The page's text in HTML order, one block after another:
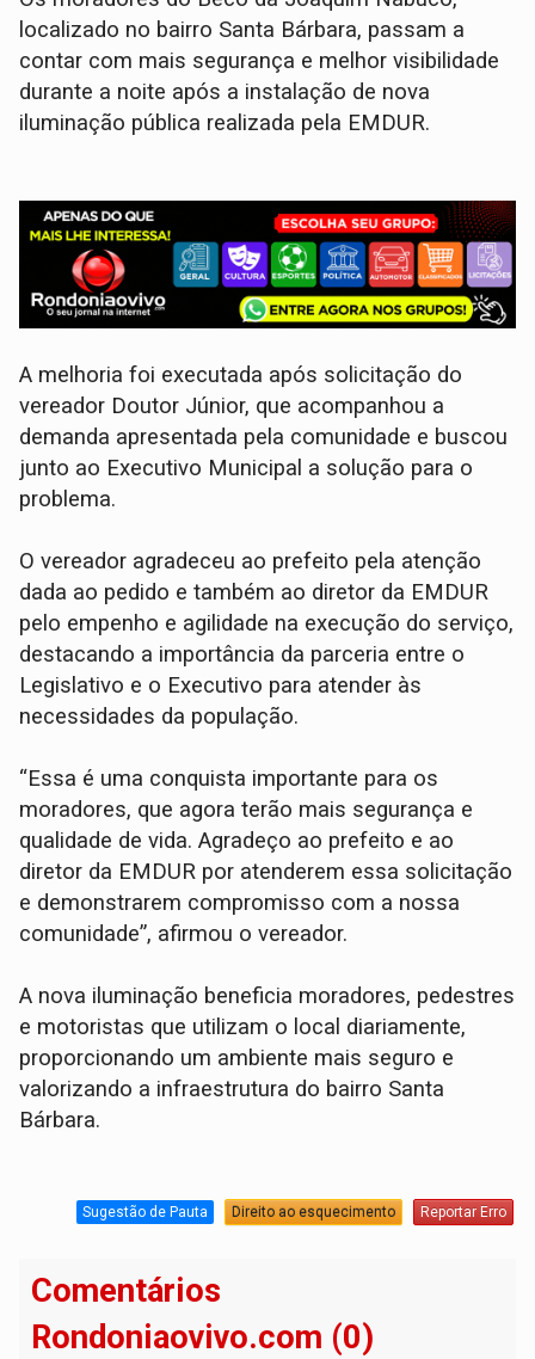
localizado no bairro Santa Bárbara, passam a
contar com mais segurança e melhor visibilidade
durante a noite após a instalação de nova
iluminação pública realizada pela EMDUR.
A melhoria foi executada após solicitação do
vereador Doutor Júnior, que acompanhou a
demanda apresentada pela comunidade e buscou
junto ao Executivo Municipal a solução para o
problema.
O vereador agradeceu ao prefeito pela atenção
dada ao pedido e também ao diretor da EMDUR
pelo empenho e agilidade na execução do serviço,
destacando a importância da parceria entre o
Legislativo e o Executivo para atender às
necessidades da população.
“Essa é uma conquista importante para os
moradores, que agora terão mais segurança e
qualidade de vida. Agradeço ao prefeito e ao
diretor da EMDUR por atenderem essa solicitação
e demonstrarem compromisso com a nossa
comunidade”, afirmou o vereador.
A nova iluminação beneficia moradores, pedestres
e motoristas que utilizam o local diariamente,
proporcionando um ambiente mais seguro e
valorizando a infraestrutura do bairro Santa
Bárbara.
Sugestão de Pauta Direito ao esquecimento Reportar Erro
Comentários
Rondoniaovivo.com (0)